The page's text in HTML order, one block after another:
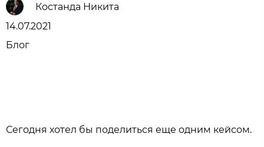
Костанда Никита
14.07.2021
Блог
Сегодня хотел бы поделиться еще одним кейсом.